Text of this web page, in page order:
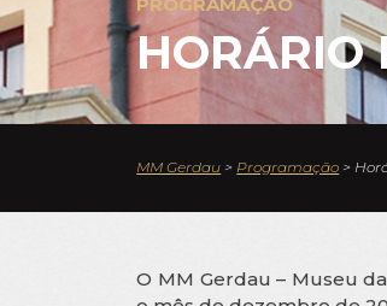
HORÁRIO
MM Gerdau > Programação >
O MM Gerdau – Museu